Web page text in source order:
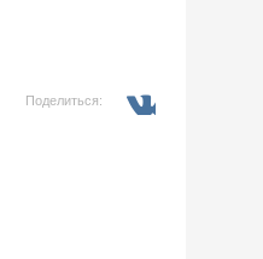
Поделиться: